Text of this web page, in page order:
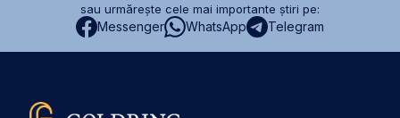
sau urmărește cele mai importante știri pe:
Messenger WhatsApp Telegram